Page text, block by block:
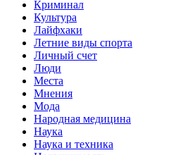
Криминал
Культура
Лайфхаки
Летние виды спорта
Личный счет
Люди
Места
Мнения
Мода
Народная медицина
Наука
Наука и техника